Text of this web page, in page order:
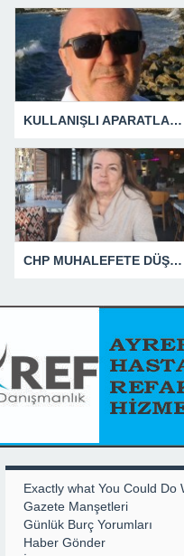
KULLANIŞLI APARATLARIN KAÇINILMAZ SONU !
CHP MUHALEFETE DÜŞTÜ
Exactly what You Could Do
Gazete Manşetleri
Günlük Burç Yorumları
Haber Gönder